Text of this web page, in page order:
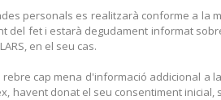
personals es realitzarà conforme a la
del fet i estarà degudament informat
en el seu cas.
rebre cap mena d'informació addicional
havent donat el seu consentiment